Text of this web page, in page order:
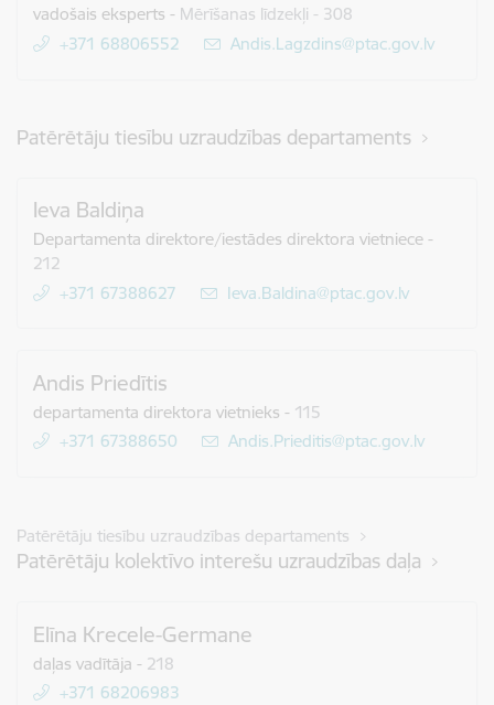
vadošais eksperts - Mērīšanas līdzekļi - 308
+371 68806552
E-pasts:
Andis.Lagzdins@ptac.gov.lv
Patērētāju tiesību uzraudzības departaments
Ieva Baldiņa
Departamenta direktore/iestādes direktora vietniece -
212
+371 67388627
E-pasts:
Ieva.Baldina@ptac.gov.lv
Andis Priedītis
departamenta direktora vietnieks - 115
+371 67388650
E-pasts:
Andis.Prieditis@ptac.gov.lv
Patērētāju tiesību uzraudzības departaments
Patērētāju kolektīvo interešu uzraudzības daļa
Elīna Krecele-Germane
daļas vadītāja - 218
+371 68206983